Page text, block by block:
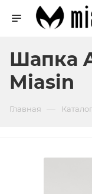
Шапка
Miasin
Главная Каталог